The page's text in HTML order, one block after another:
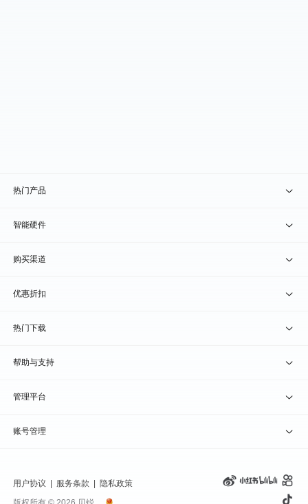
热门产品
贝锐向日葵 · 远程控制
贝锐蒲公英 · 异地组网
贝锐花生壳 · 动态域名
贝锐洋葱头 · 协作无间
智能硬件
贝锐向日葵硬件
贝锐蒲公英硬件
贝锐花生壳硬件
购买渠道
天猫旗舰店
京东旗舰店
优惠折扣
兑换码通道
教育公益折扣
热门下载
贝锐向日葵客户端
贝锐蒲公英客户端
贝锐花生壳客户端
帮助与支持
我要建议
我要投诉
钻石VIP
管理平台
贝锐向日葵管理
贝锐花生壳管理
账号管理
账号信息
用户协议 服务条款
隐私政策